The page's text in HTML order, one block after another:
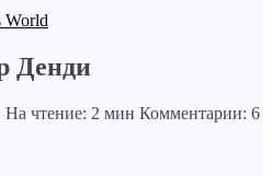
World
Денди
чтение: 2 мин Комментарии: 6